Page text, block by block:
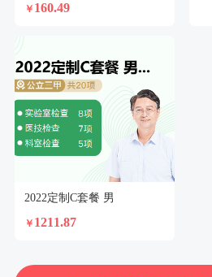
￥ 160.49
2022定制C套餐 男
￥ 1211.87